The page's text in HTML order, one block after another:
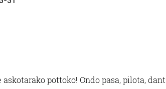
askotarako pottoko! Ondo pasa, pilota,